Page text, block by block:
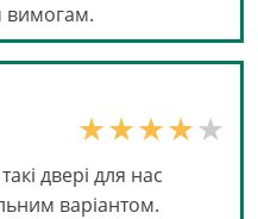
вимогам.
двері для нас
варіантом.